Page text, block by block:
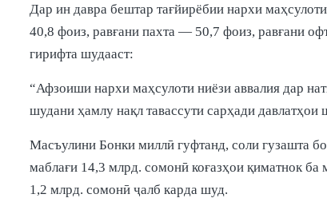
Дар ин давра бештар тағйирёбии нархи
40,8 фоиз, равғани пахта — 50,7 фоиз, равғани
гирифта шудааст:
“Афзоиши нархи маҳсулоти ниёзи аввалия дар
шудани ҳамлу нақл тавассути сарҳади
Масъулини Бонки миллӣ гуфтанд, соли гузашта
маблағи 14,3 млрд. сомонӣ коғазҳои қиматнок
1,2 млрд. сомонӣ ҷалб карда шуд.